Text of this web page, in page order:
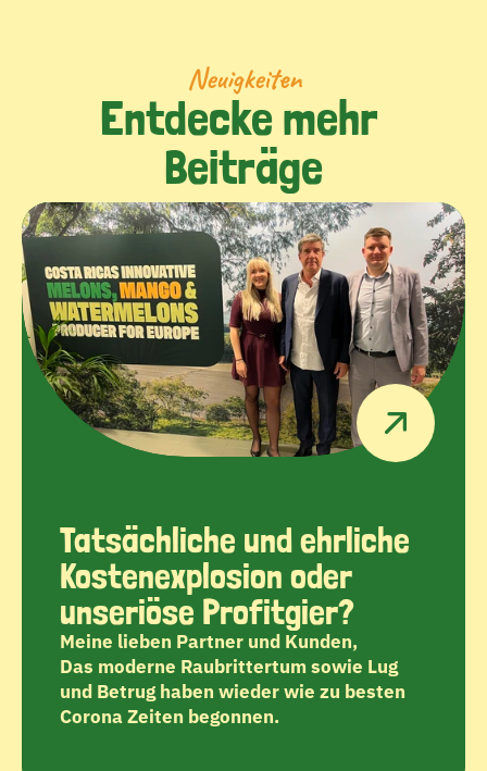
Neuigkeiten
Entdecke mehr
Beiträge
Tatsächliche und ehrliche
Kostenexplosion oder
unseriöse Profitgier?
Meine lieben Partner und Kunden,
Das moderne Raubrittertum sowie Lug
und Betrug haben wieder wie zu besten
Corona Zeiten begonnen.